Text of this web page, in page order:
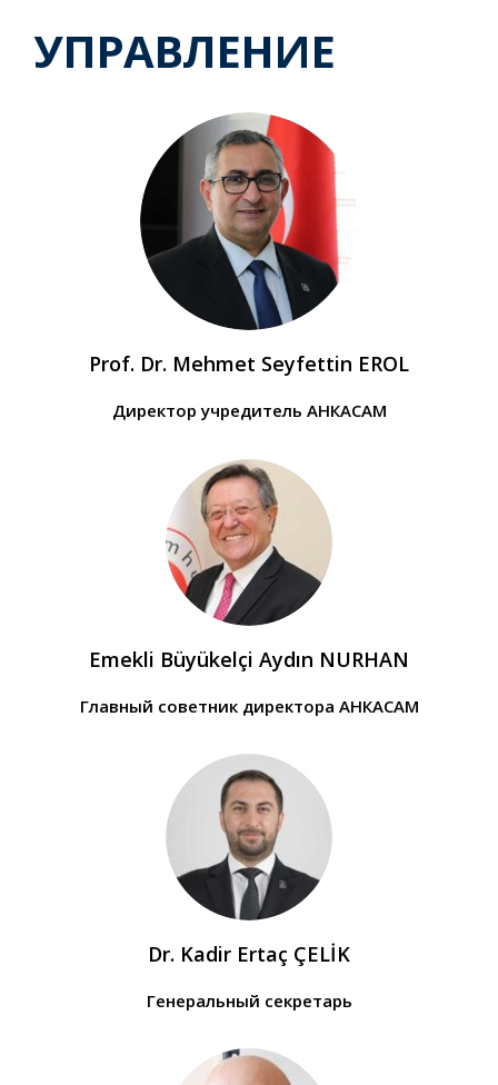
УПРАВЛЕНИЕ
Prof. Dr. Mehmet Seyfettin EROL
Директор учредитель АНКАСАМ
Emekli Büyükelçi Aydın NURHAN
Главный советник директора АНКАСАМ
Dr. Kadir Ertaç ÇELİK
Генеральный секретарь